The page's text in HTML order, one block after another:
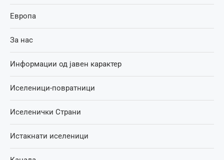
Европа
За нас
Информации од јавен карактер
Иселеници-повратници
Иселенички Страни
Истакнати иселеници